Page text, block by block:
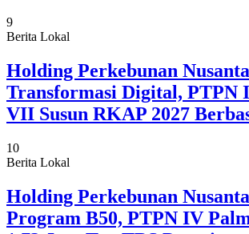
9
Berita Lokal
Holding Perkebunan
Transformasi Digital, PTPN
VII Susun RKAP 2027
10
Berita Lokal
Holding Perkebunan
Program B50, PTPN IV